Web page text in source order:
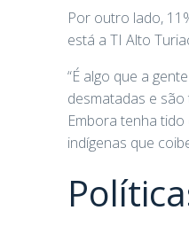
Por outro lado,
está a TI Alto
“É algo que a
desmatadas e
Embora tenha
indígenas que